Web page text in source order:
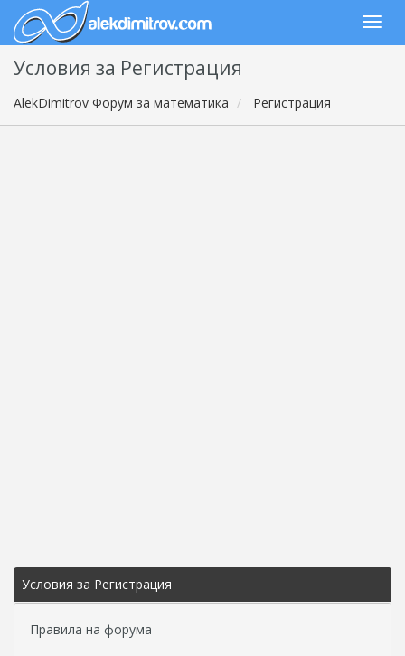
Условия за Регистрация
AlekDimitrov Форум за математика Регистрация
Условия за Регистрация
Правила на форума